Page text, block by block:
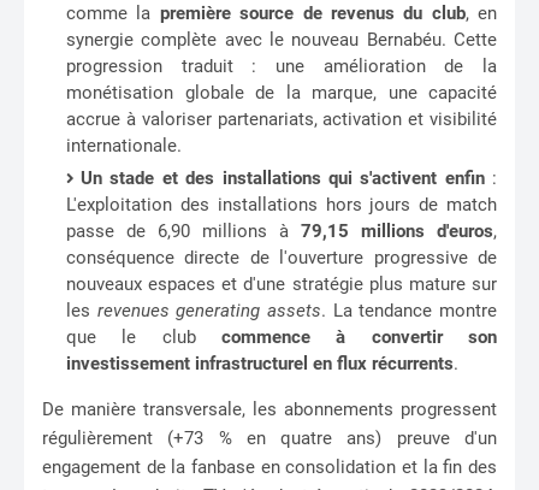
comme la première source de revenus du club, en
synergie complète avec le nouveau Bernabéu. Cette
progression traduit : une amélioration de la
monétisation globale de la marque, une capacité
accrue à valoriser partenariats, activation et visibilité
internationale.
Un stade et des installations qui s'activent enfin:
L'exploitation des installations hors jours de match
passe de 6,90 millions à 79,15 millions d'euros,
conséquence directe de l'ouverture progressive de
nouveaux espaces et d'une stratégie plus mature sur
les revenues generating assets. La tendance montre
que le club commence à convertir son
investissement infrastructurel en flux récurrents.
De manière transversale, les abonnements progressent
régulièrement (+73 % en quatre ans) preuve d'un
engagement de la fanbase en consolidation et la fin des